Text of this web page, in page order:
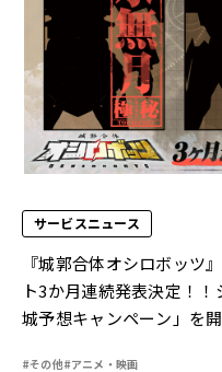
サービスニュース
『城郭合体オシロボッツ
ト3か月連続発表決定！
城予想キャンペーン」を
#その他#アニメ・映画